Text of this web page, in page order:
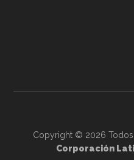
Copyright © 2026
Corporación